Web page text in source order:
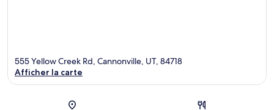
555 Yellow Creek Rd, Cannonville, UT, 84718
Afficher la carte